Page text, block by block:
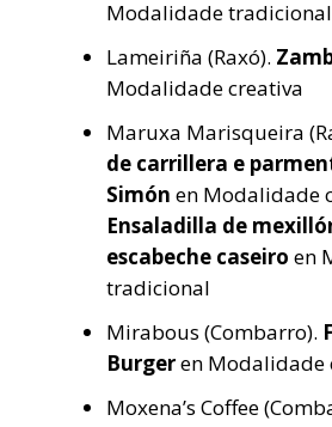
Modalidade tradicional
Lameiriña (Raxó).
Modalidade creativa
Maruxa Marisqueira
de carrillera e
Simón en Modalidade
Ensaladilla de
escabeche caseiro en
tradicional
Mirabous (Combarro).
Burgeren Modalidade
Moxena’s Coffee